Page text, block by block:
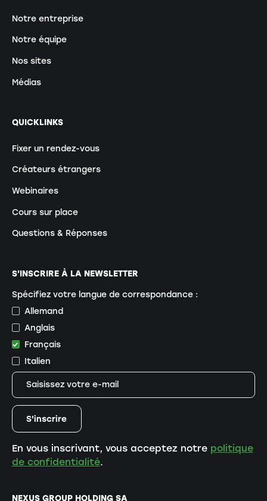
Notre entreprise
Notre équipe
Nos sites
Médias
QUICKLINKS
Fixer un rendez-vous
Créateurs étrangers
Webinaires
Cours sur place
Questions & Réponses
NEXUS GROUP HOLDING SA
S'INSCRIRE À LA NEWSLETTER
Spécifiez votre langue de correspondance :
Allemand
Anglais
Français
Italien
En vous inscrivant, vous acceptez notre politique
de confidentialité.